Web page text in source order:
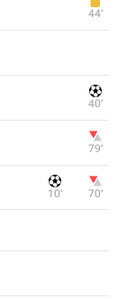
44‎’‎
40‎’‎
79‎’‎
10‎’‎ 70‎’‎